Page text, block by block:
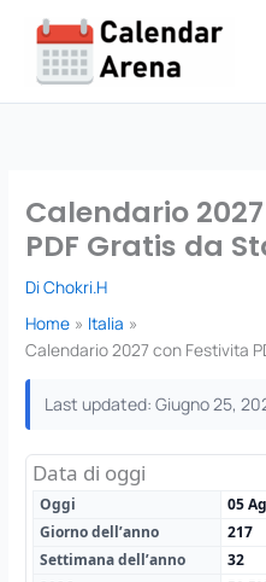
contenuto
Calendario
PDF Gratis da
DiChokri.H
Home
Italia
Calendario 2027 con Festivita
Last updated: Giugno 25,
Data di oggi
Oggi
05
Giorno dell’anno
217
Settimana dell’anno
32